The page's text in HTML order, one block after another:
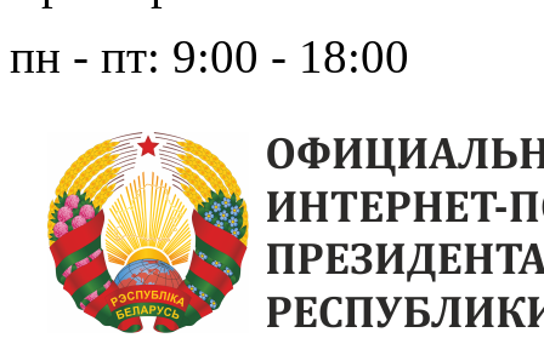
пн - пт: 9:00 - 18:00